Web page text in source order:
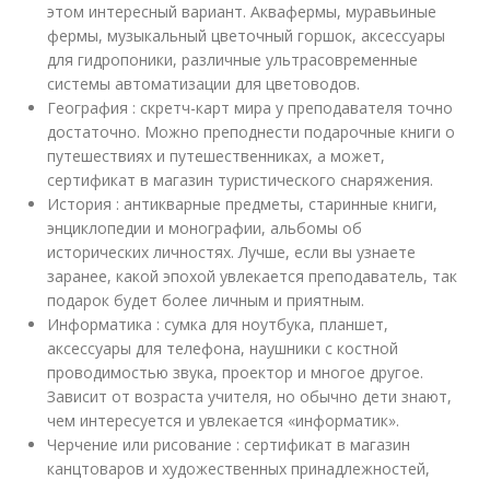
этом интересный вариант. Аквафермы, муравьиные
фермы, музыкальный цветочный горшок, аксессуары
для гидропоники, различные ультрасовременные
системы автоматизации для цветоводов.
География : скретч-карт мира у преподавателя точно
достаточно. Можно преподнести подарочные книги о
путешествиях и путешественниках, а может,
сертификат в магазин туристического снаряжения.
История : антикварные предметы, старинные книги,
энциклопедии и монографии, альбомы об
исторических личностях. Лучше, если вы узнаете
заранее, какой эпохой увлекается преподаватель, так
подарок будет более личным и приятным.
Информатика : сумка для ноутбука, планшет,
аксессуары для телефона, наушники с костной
проводимостью звука, проектор и многое другое.
Зависит от возраста учителя, но обычно дети знают,
чем интересуется и увлекается «информатик».
Черчение или рисование : сертификат в магазин
канцтоваров и художественных принадлежностей,